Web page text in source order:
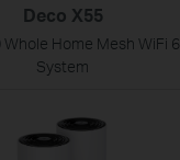
Deco X55
Whole Home Mesh WiFi 6
System